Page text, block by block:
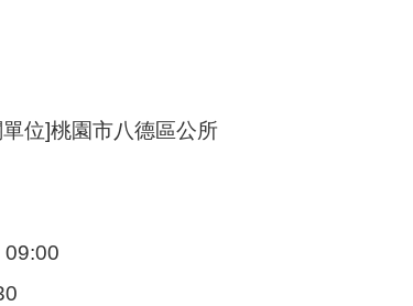
位]桃園市八德區公所
09:00